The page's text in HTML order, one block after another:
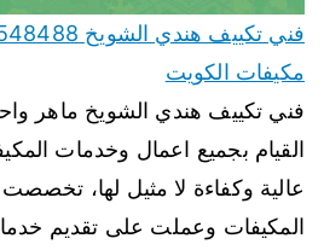
مكيفات الكويت
فني تكييف هندي الشويخ ماهر
القيام بجميع اعمال وخدمات
عالية وكفاءة لا مثيل لها،
المكيفات وعملت على تقديم